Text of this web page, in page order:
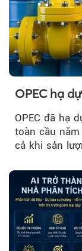
OPEC hạ
OPEC đã hạ
toàn cầu
cả khi sản